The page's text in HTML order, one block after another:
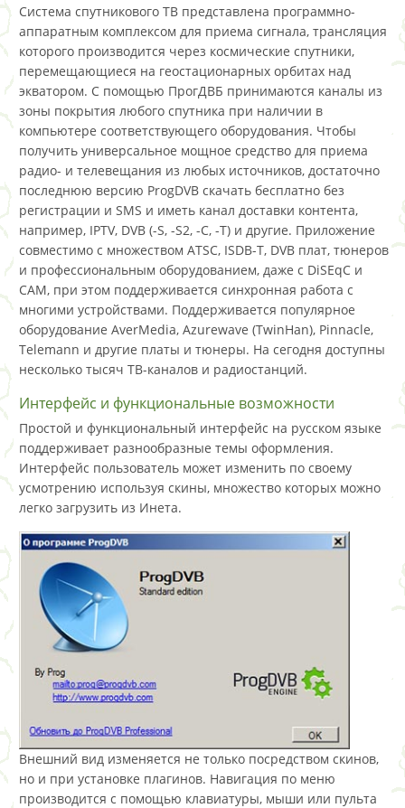
Система спутникового ТВ представлена программно-
аппаратным комплексом для приема сигнала, трансляция
которого производится через космические спутники,
перемещающиеся на геостационарных орбитах над
экватором. С помощью ПрогДВБ принимаются каналы из
зоны покрытия любого спутника при наличии в
компьютере соответствующего оборудования. Чтобы
получить универсальное мощное средство для приема
радио- и телевещания из любых источников, достаточно
последнюю версию ProgDVB скачать бесплатно без
регистрации и SMS и иметь канал доставки контента,
например, IPTV, DVB (-S, -S2, -C, -T) и другие. Приложение
совместимо с множеством ATSC, ISDB-T, DVB плат, тюнеров
и профессиональным оборудованием, даже с DiSEqC и
CAM, при этом поддерживается синхронная работа с
многими устройствами. Поддерживается популярное
оборудование AverMedia, Azurewave (TwinHan), Pinnacle,
Telemann и другие платы и тюнеры. На сегодня доступны
несколько тысяч ТВ-каналов и радиостанций.
Интерфейс и функциональные возможности
Простой и функциональный интерфейс на русском языке
поддерживает разнообразные темы оформления.
Интерфейс пользователь может изменить по своему
усмотрению используя скины, множество которых можно
легко загрузить из Инета.
Внешний вид изменяется не только посредством скинов,
но и при установке плагинов. Навигация по меню
производится с помощью клавиатуры, мыши или пульта